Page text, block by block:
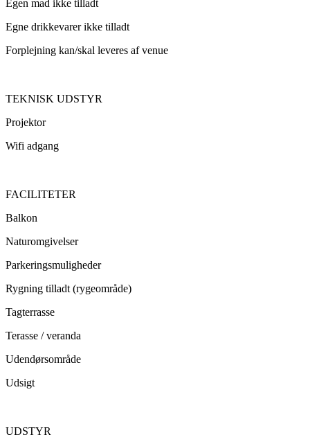
Egen mad ikke tilladt
Egne drikkevarer ikke tilladt
Forplejning kan/skal leveres af venue
TEKNISK UDSTYR
Projektor
Wifi adgang
FACILITETER
Balkon
Naturomgivelser
Parkeringsmuligheder
Rygning tilladt (rygeområde)
Tagterrasse
Terasse / veranda
Udendørsområde
Udsigt
UDSTYR